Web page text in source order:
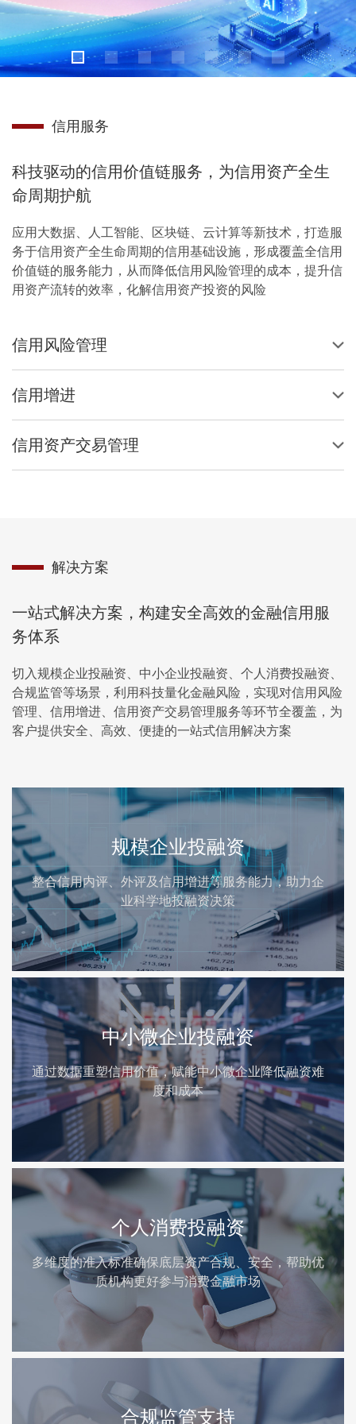
信用服务
科技驱动的信用价值链服务，为信用资产全生
命周期护航
应用大数据、人工智能、区块链、云计算等新技术，打造服
务于信用资产全生命周期的信用基础设施，形成覆盖全信用
价值链的服务能力，从而降低信用风险管理的成本，提升信
用资产流转的效率，化解信用资产投资的风险
信用风险管理
信用增进
信用资产交易管理
解决方案
一站式解决方案，构建安全高效的金融信用服
务体系
切入规模企业投融资、中小企业投融资、个人消费投融资、
合规监管等场景，利用科技量化金融风险，实现对信用风险
管理、信用增进、信用资产交易管理服务等环节全覆盖，为
客户提供安全、高效、便捷的一站式信用解决方案
规模企业投融资
整合信用内评、外评及信用增进等服务能力，助力企
业科学地投融资决策
中小微企业投融资
通过数据重塑信用价值，赋能中小微企业降低融资难
度和成本
个人消费投融资
多维度的准入标准确保底层资产合规、安全，帮助优
质机构更好参与消费金融市场
合规监管支持